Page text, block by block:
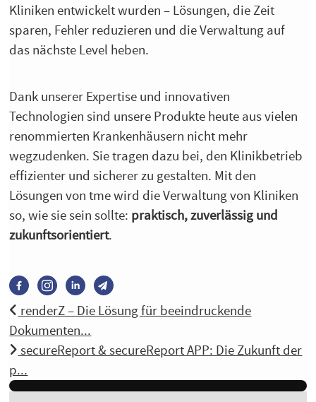
Kliniken entwickelt wurden – Lösungen, die Zeit
sparen, Fehler reduzieren und die Verwaltung auf
das nächste Level heben.
Dank unserer Expertise und innovativen
Technologien sind unsere Produkte heute aus vielen
renommierten Krankenhäusern nicht mehr
wegzudenken. Sie tragen dazu bei, den Klinikbetrieb
effizienter und sicherer zu gestalten. Mit den
Lösungen von tme wird die Verwaltung von Kliniken
so, wie sie sein sollte: praktisch, zuverlässig und
zukunftsorientiert.
renderZ – Die Lösung für beeindruckende
Dokumenten...
secureReport & secureReport APP: Die Zukunft der
p...